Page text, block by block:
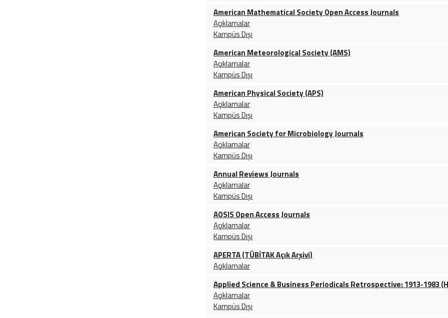
American Mathematical Society Open Access Journals
Açıklamalar
Kampüs Dışı
American Meteorological Society (AMS)
Açıklamalar
Kampüs Dışı
American Physical Society (APS)
Açıklamalar
Kampüs Dışı
American Society for Microbiology Journals
Açıklamalar
Kampüs Dışı
Annual Reviews Journals
Açıklamalar
Kampüs Dışı
AOSIS Open Access Journals
Açıklamalar
Kampüs Dışı
APERTA (TÜBİTAK Açık Arşivi)
Açıklamalar
Applied Science & Business Periodicals Retrospective: 1913-1983
Açıklamalar
Kampüs Dışı